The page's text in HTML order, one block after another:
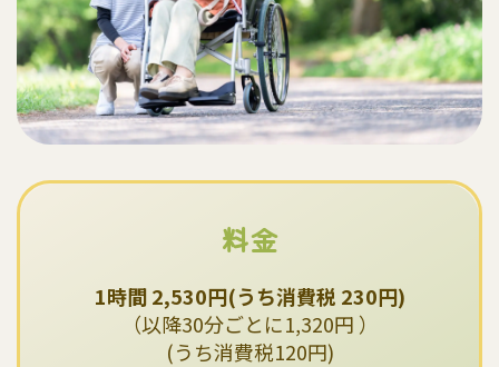
料金
1時間 2,530円(うち消費税 230円)
（以降30分ごとに1,320円 ）
(うち消費税120円)